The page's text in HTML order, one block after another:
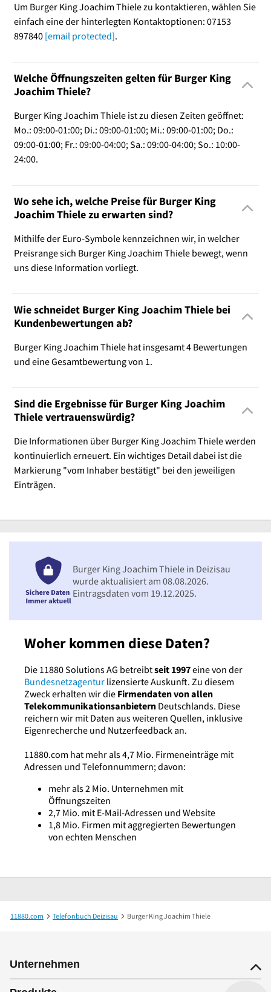
Um Burger King Joachim Thiele zu kontaktieren, wählen Sie
einfach eine der hinterlegten Kontaktoptionen: 07153
897840 [email protected].
Welche Öffnungszeiten gelten für Burger King
Joachim Thiele?
Burger King Joachim Thiele ist zu diesen Zeiten geöffnet:
Mo.: 09:00-01:00; Di.: 09:00-01:00; Mi.: 09:00-01:00; Do.:
09:00-01:00; Fr.: 09:00-04:00; Sa.: 09:00-04:00; So.: 10:00-
24:00.
Wo sehe ich, welche Preise für Burger King
Joachim Thiele zu erwarten sind?
Mithilfe der Euro-Symbole kennzeichnen wir, in welcher
Preisrange sich Burger King Joachim Thiele bewegt, wenn
uns diese Information vorliegt.
Wie schneidet Burger King Joachim Thiele bei
Kundenbewertungen ab?
Burger King Joachim Thiele hat insgesamt 4 Bewertungen
und eine Gesamtbewertung von 1.
Sind die Ergebnisse für Burger King Joachim
Thiele vertrauenswürdig?
Die Informationen über Burger King Joachim Thiele werden
kontinuierlich erneuert. Ein wichtiges Detail dabei ist die
Markierung "vom Inhaber bestätigt" bei den jeweiligen
Einträgen.
Woher kommen diese Daten?
Die 11880 Solutions AG betreibtseit 1997eine von der
Bundesnetzagentur lizensierte Auskunft. Zu diesem
Zweck erhalten wir die Firmendaten von allen
Telekommunikationsanbietern Deutschlands. Diese
reichern wir mit Daten aus weiteren Quellen, inklusive
Eigenrecherche und Nutzerfeedback an.
11880.com hat mehr als 4,7 Mio. Firmeneinträge mit
Adressen und Telefonnummern; davon:
mehr als 2 Mio. Unternehmen mit
Öffnungszeiten
2,7 Mio. mit E-Mail-Adressen und Website
1,8 Mio. Firmen mit aggregierten Bewertungen
von echten Menschen
Burger King Joachim Thiele in Deizisau
wurde aktualisiert am 08.08.2026.
Eintragsdaten vom 19.12.2025.
11880.com Telefonbuch Deizisau Burger King Joachim Thiele
Unternehmen